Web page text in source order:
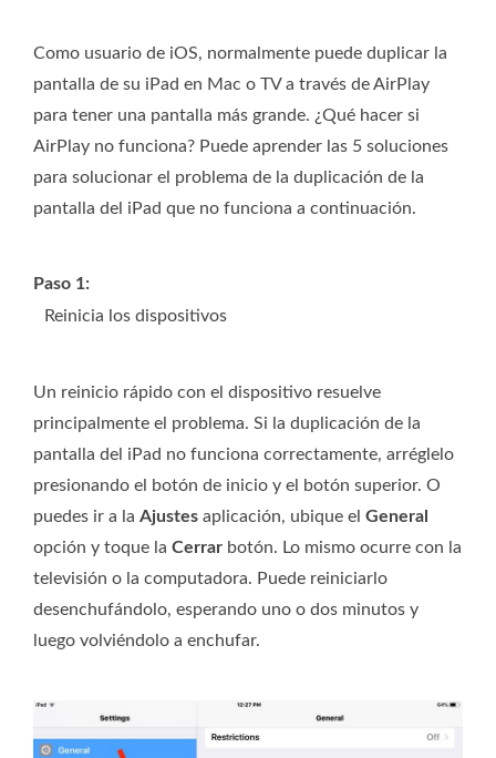
Como usuario de iOS, normalmente puede duplicar la
pantalla de su iPad en Mac o TV a través de AirPlay
para tener una pantalla más grande. ¿Qué hacer si
AirPlay no funciona? Puede aprender las 5 soluciones
para solucionar el problema de la duplicación de la
pantalla del iPad que no funciona a continuación.
Paso 1:
Reinicia los dispositivos
Un reinicio rápido con el dispositivo resuelve
principalmente el problema. Si la duplicación de la
pantalla del iPad no funciona correctamente, arréglelo
presionando el botón de inicio y el botón superior. O
puedes ir a la Ajustes aplicación, ubique el General
opción y toque la Cerrar botón. Lo mismo ocurre con la
televisión o la computadora. Puede reiniciarlo
desenchufándolo, esperando uno o dos minutos y
luego volviéndolo a enchufar.